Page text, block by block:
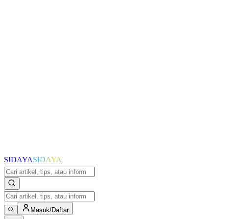
SIDAYASIDAYA
Masuk/Daftar